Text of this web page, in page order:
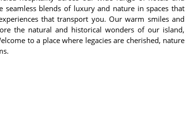
blends of luxury and nature in spaces that
that transport you. Our warm smiles and
the natural and historical wonders of our island,
to a place where legacies are cherished, nature